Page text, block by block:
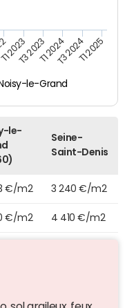
Noisy-le-Grand
T1 2023T3 2023T1 2024T3 2024T1 2025
le-
Seine-
Saint-Denis
€/m2 3 240 €/m2
€/m2 4 410 €/m2
sol argileux, feux